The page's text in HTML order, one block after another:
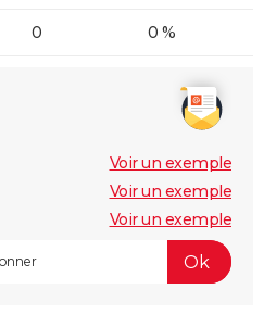
0 0 %
Voir un exemple
Voir un exemple
Voir un exemple